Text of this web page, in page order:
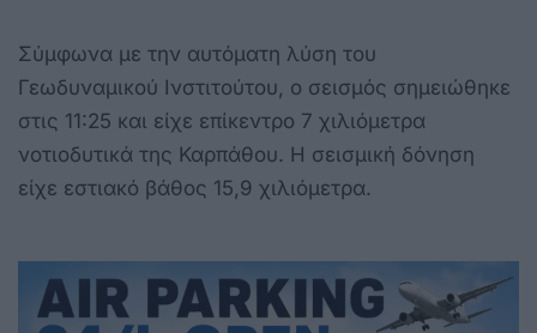
Σύμφωνα με την αυτόματη λύση του
Γεωδυναμικού Ινστιτούτου, ο σεισμός σημειώθηκε
στις 11:25 και είχε επίκεντρο 7 χιλιόμετρα
νοτιοδυτικά της Καρπάθου. Η σεισμική δόνηση
είχε εστιακό βάθος 15,9 χιλιόμετρα.